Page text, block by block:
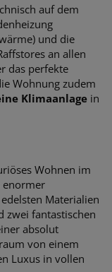
auf dem
und die
an allen
das perfekte
Wohnung zudem
Klimaanlage in
Wohnen im
enormer
Materialien
zwei fantastischen
absolut
von einem
Luxus in vollen